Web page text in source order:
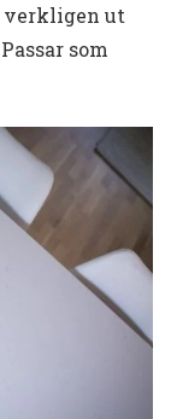
verkligen ut
som